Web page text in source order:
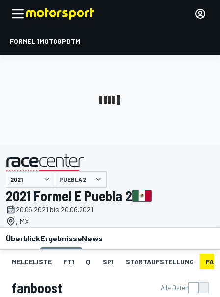
FORMEL 1MOTOGPDTM
PUEBLA 2
2021 Formel E Puebla 2
20.06.2021 bis 20.06.2021
, MX
ÜberblickErgebnisseNews
MELDELISTE FT1 Q SP1 STARTAUFSTELLUNG
fanboost Alle Daten